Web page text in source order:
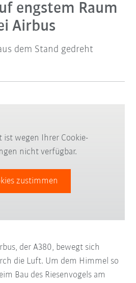
engstem Raum
Airbus
dem Stand gedreht
ist wegen Ihrer Cookie-
nicht verfügbar.
zustimmen
der A380, bewegt sich
die Luft. Um dem Himmel so
Bau des Riesenvogels am